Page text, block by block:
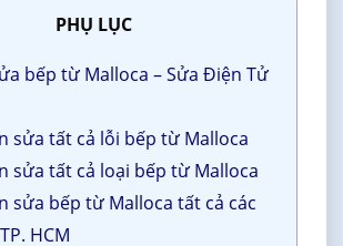
PHỤ LỤC
bếp từ Malloca – Sửa Điện Tử
sửa tất cả lỗi bếp từ Malloca
sửa tất cả loại bếp từ Malloca
sửa bếp từ Malloca tất cả các
HCM